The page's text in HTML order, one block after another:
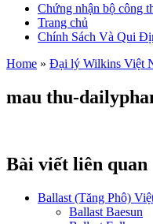
Chứng nhận bộ công
Trang chủ
Chính Sách Và Qui
Home » Đại lý Wilkins Việt
mau thu-
Bài viết liên quan
Ballast (Tăng Phô)
Ballast Baesun